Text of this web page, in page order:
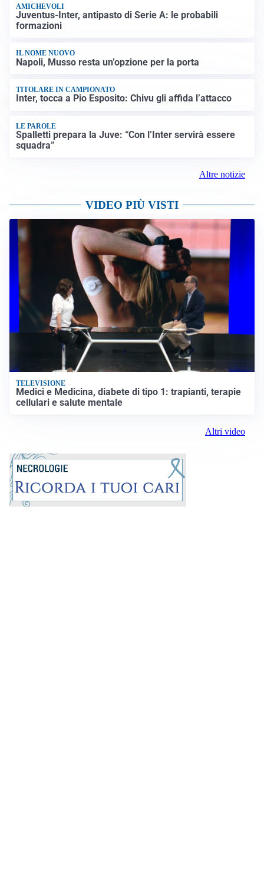
AMICHEVOLI
Juventus-Inter, antipasto di Serie A: le probabili
formazioni
IL NOME NUOVO
Napoli, Musso resta un’opzione per la porta
TITOLARE IN CAMPIONATO
Inter, tocca a Pio Esposito: Chivu gli affida l’attacco
LE PAROLE
Spalletti prepara la Juve: “Con l’Inter servirà essere
squadra”
Altre notizie
VIDEO PIÙ VISTI
TELEVISIONE
Medici e Medicina, diabete di tipo 1: trapianti, terapie
cellulari e salute mentale
Altri video